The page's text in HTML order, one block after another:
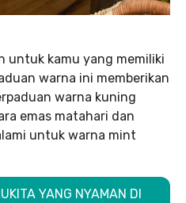
untuk kamu yang memiliki
warna ini memberikan
warna kuning
emas matahari dan
untuk warna mint
YANG NYAMAN DI